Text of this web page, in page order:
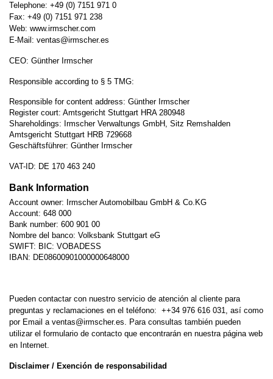
Telephone: +49 (0) 7151 971 0
Fax: +49 (0) 7151 971 238
Web: www.irmscher.com
E-Mail: ventas@irmscher.es
CEO: Günther Irmscher
Responsible according to § 5 TMG:
Responsible for content address: Günther Irmscher
Register court: Amtsgericht Stuttgart HRA 280948
Shareholdings: Irmscher Verwaltungs GmbH, Sitz Remshalden
Amtsgericht Stuttgart HRB 729668
Geschäftsführer: Günther Irmscher
VAT-ID: DE 170 463 240
Bank Information
Account owner: Irmscher Automobilbau GmbH & Co.KG
Account: 648 000
Bank number: 600 901 00
Nombre del banco: Volksbank Stuttgart eG
SWIFT: BIC: VOBADESS
IBAN: DE08600901000000648000
Pueden contactar con nuestro servicio de atención al cliente para
preguntas y reclamaciones en el teléfono: ++34 976 616 031, así como
por Email a ventas@irmscher.es. Para consultas también pueden
utilizar el formulario de contacto que encontrarán en nuestra página web
en Internet.
Disclaimer / Exención de responsabilidad